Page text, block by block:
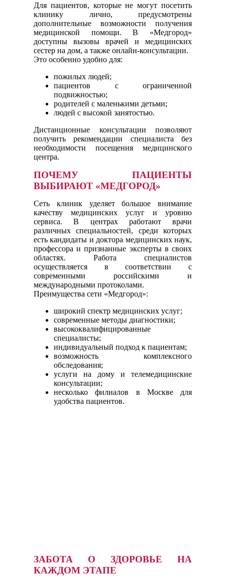
Для пациентов, которые не могут посетить
клинику лично, предусмотрены
дополнительные возможности получения
медицинской помощи. В «Медгород»
доступны вызовы врачей и медицинских
сестер на дом, а также онлайн-консультации.
Это особенно удобно для:
пожилых людей;
пациентов с ограниченной
подвижностью;
родителей с маленькими детьми;
людей с высокой занятостью.
Дистанционные консультации позволяют
получить рекомендации специалиста без
необходимости посещения медицинского
центра.
ПОЧЕМУ ПАЦИЕНТЫ
ВЫБИРАЮТ «МЕДГОРОД»
Сеть клиник уделяет большое внимание
качеству медицинских услуг и уровню
сервиса. В центрах работают врачи
различных специальностей, среди которых
есть кандидаты и доктора медицинских наук,
профессора и признанные эксперты в своих
областях. Работа специалистов
осуществляется в соответствии с
современными российскими и
международными протоколами.
Преимущества сети «Медгород»:
широкий спектр медицинских услуг;
современные методы диагностики;
высококвалифицированные
специалисты;
индивидуальный подход к пациентам;
возможность комплексного
обследования;
услуги на дому и телемедицинские
консультации;
несколько филиалов в Москве для
удобства пациентов.
ЗАБОТА О ЗДОРОВЬЕ НА
КАЖДОМ ЭТАПЕ